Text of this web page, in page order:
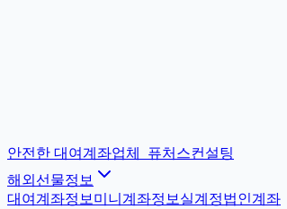
안전한 대여계좌업체
퓨처스컨설팅
해외선물정보
대여계좌정보 미니계좌정보 실계정법인계좌